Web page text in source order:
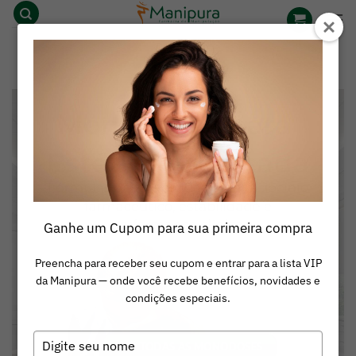
Skip
VER TODAS AS MONODOSES
Ganhe um Cupom para sua primeira compra
Preencha para receber seu cupom e entrar para a lista VIP
da Manipura — onde você recebe benefícios, novidades e
condições especiais.
Digite